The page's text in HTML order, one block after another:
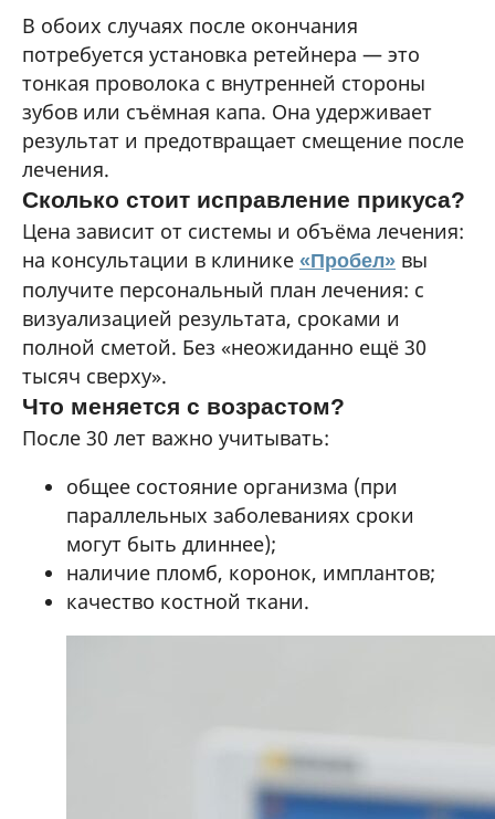
В обоих случаях после окончания
потребуется установка ретейнера — это
тонкая проволока с внутренней стороны
зубов или съёмная капа. Она удерживает
результат и предотвращает смещение после
лечения.
Сколько стоит исправление прикуса?
Цена зависит от системы и объёма лечения:
на консультации в клинике «Пробел» вы
получите персональный план лечения: с
визуализацией результата, сроками и
полной сметой. Без «неожиданно ещё 30
тысяч сверху».
Что меняется с возрастом?
После 30 лет важно учитывать:
общее состояние организма (при
параллельных заболеваниях сроки
могут быть длиннее);
наличие пломб, коронок, имплантов;
качество костной ткани.